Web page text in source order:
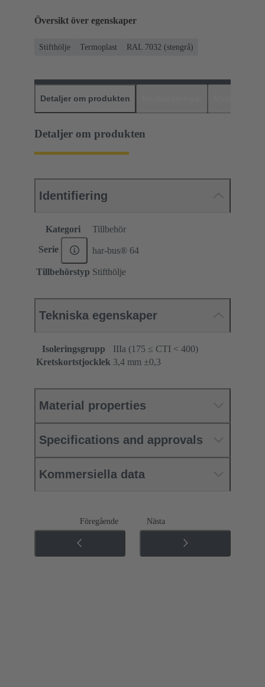
Översikt över egenskaper
Stifthölje Termoplast RAL 7032 (stengrå)
Detaljer om produkten
Detaljer om produkten
Identifiering
Kategori Tillbehör
Serie har-bus® 64
Tillbehörstyp Stifthölje
Tekniska egenskaper
Isoleringsgrupp
IIIa (175 ≤ CTI < 400)
Kretskortstjocklek ‌3,4 mm ±0,3 ‌
Material properties
Specifications and approvals
Kommersiella data
Föregående Nästa